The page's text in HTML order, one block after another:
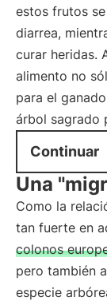
estos frutos
diarrea,
curar heridas.
alimento no
para el
árbol sagrado
Continuar
Una
Como la
tan fuerte en
colonos
pero también
especie